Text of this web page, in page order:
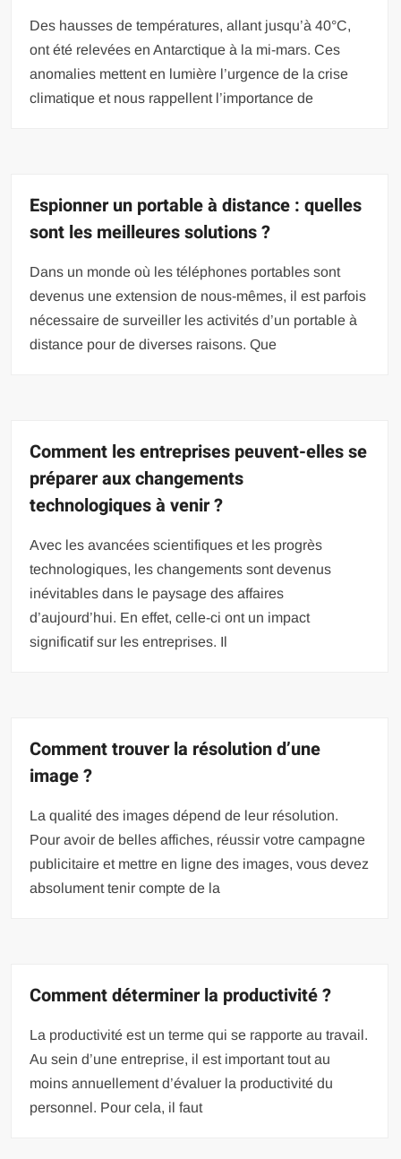
Des hausses de températures, allant jusqu’à 40°C,
ont été relevées en Antarctique à la mi-mars. Ces
anomalies mettent en lumière l’urgence de la crise
climatique et nous rappellent l’importance de
Espionner un portable à distance : quelles
sont les meilleures solutions ?
Dans un monde où les téléphones portables sont
devenus une extension de nous-mêmes, il est parfois
nécessaire de surveiller les activités d’un portable à
distance pour de diverses raisons. Que
Comment les entreprises peuvent-elles se
préparer aux changements
technologiques à venir ?
Avec les avancées scientifiques et les progrès
technologiques, les changements sont devenus
inévitables dans le paysage des affaires
d’aujourd’hui. En effet, celle-ci ont un impact
significatif sur les entreprises. Il
Comment trouver la résolution d’une
image ?
La qualité des images dépend de leur résolution.
Pour avoir de belles affiches, réussir votre campagne
publicitaire et mettre en ligne des images, vous devez
absolument tenir compte de la
Comment déterminer la productivité ?
La productivité est un terme qui se rapporte au travail.
Au sein d’une entreprise, il est important tout au
moins annuellement d’évaluer la productivité du
personnel. Pour cela, il faut